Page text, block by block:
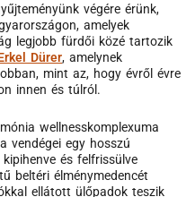
végére érünk,
amelyek
legjobb fürdői közé tartozik
Dürer, amelynek
mint az, hogy évről évre
innen és túlról.
wellnesskomplexuma
vendégei egy hosszú
és felfrissülve
beltéri élménymedencét
ellátott ülőpadok teszik